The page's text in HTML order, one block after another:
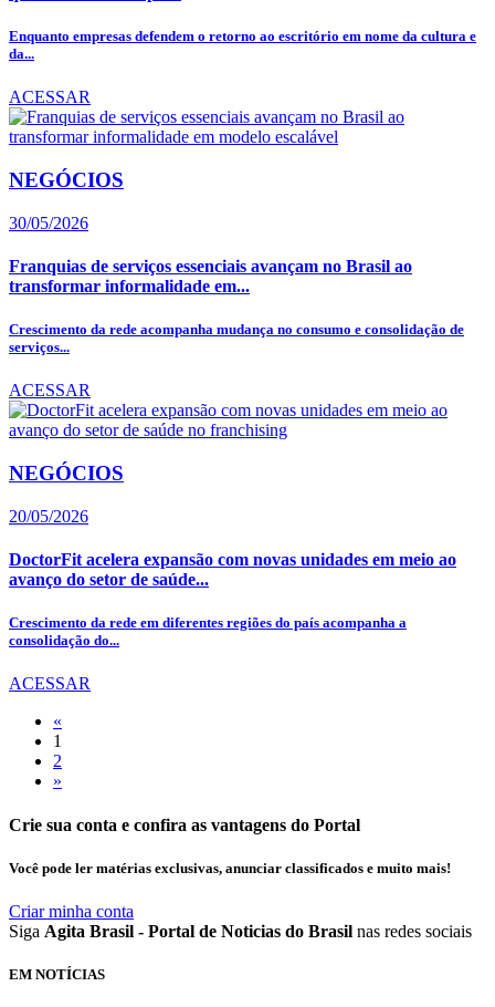
Enquanto empresas defendem o retorno ao escritório em nome da cultura e
da...
ACESSAR
NEGÓCIOS
30/05/2026
Franquias de serviços essenciais avançam no Brasil ao
transformar informalidade em...
Crescimento da rede acompanha mudança no consumo e consolidação de
serviços...
ACESSAR
NEGÓCIOS
20/05/2026
DoctorFit acelera expansão com novas unidades em meio ao
avanço do setor de saúde...
Crescimento da rede em diferentes regiões do país acompanha a
consolidação do...
ACESSAR
«
1
2
»
Crie sua conta e confira as vantagens do Portal
Você pode ler matérias exclusivas, anunciar classificados e muito mais!
Criar minha conta
Siga Agita Brasil - Portal de Noticias do Brasil nas redes sociais
EM NOTÍCIAS